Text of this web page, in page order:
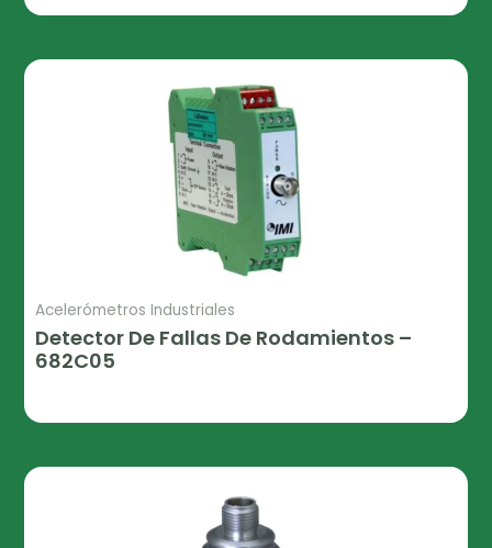
Acelerómetros Industriales
Detector De Fallas De Rodamientos –
682C05